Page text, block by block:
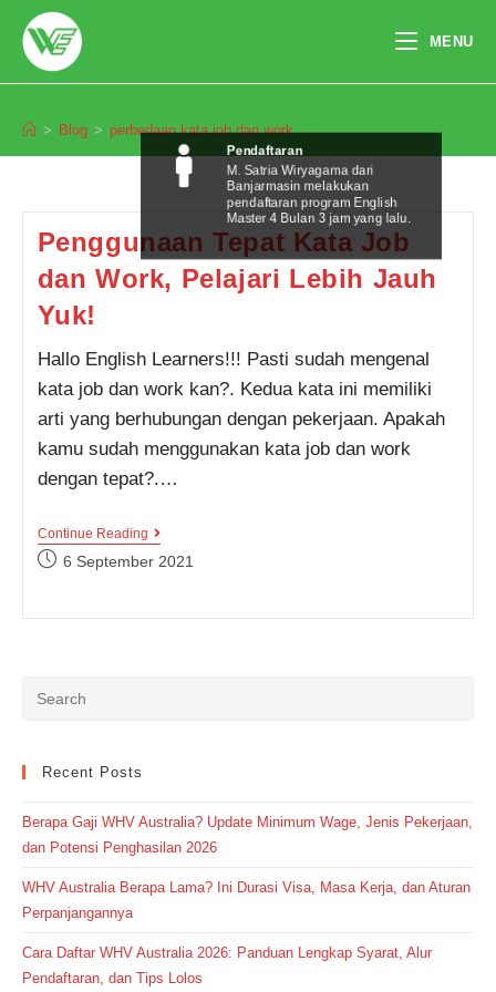
content
MENU
> Blog > perbedaan kata job dan work
Penggunaan Tepat Kata Job
dan Work, Pelajari Lebih Jauh
Yuk!
Hallo English Learners!!! Pasti sudah mengenal
kata job dan work kan?. Kedua kata ini memiliki
arti yang berhubungan dengan pekerjaan. Apakah
kamu sudah menggunakan kata job dan work
dengan tepat?.…
Continue ReadingPenggunaan
Kata
Post6 September 2021
Recent Posts
Berapa Gaji WHV Australia? Update Minimum Wage, Jenis Pekerjaan,
dan Potensi Penghasilan 2026
WHV Australia Berapa Lama? Ini Durasi Visa, Masa Kerja, dan Aturan
Perpanjangannya
Cara Daftar WHV Australia 2026: Panduan Lengkap Syarat, Alur
Pendaftaran, dan Tips Lolos
Pendaftaran
M. Satria Wiryagama dari
Banjarmasin melakukan
pendaftaran program English
Master 4 Bulan 3 jam yang lalu.